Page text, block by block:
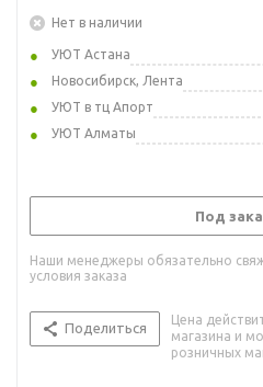
Нет в наличии
УЮТ Астана
Новосибирск, Лента
УЮТ в тц Апорт
УЮТ Алматы
Под
Наши менеджеры обязательно
условия заказа
Поделиться
Цена
магазина и
розничных